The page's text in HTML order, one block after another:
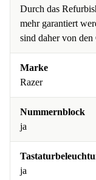
Durch das
mehr garantiert
sind daher von den
Marke
Razer
Nummernblock
ja
ja